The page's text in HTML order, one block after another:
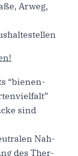
Arweg,
“bie­nen­
sind
Nah­
des Ther­